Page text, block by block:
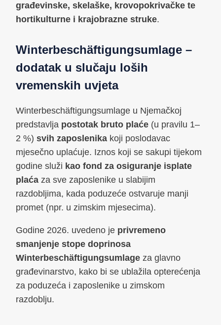
građevinske, skelaške, krovopokrivačke te
hortikulturne i krajobrazne struke.
Winterbeschäftigungsumlage –
dodatak u slučaju loših
vremenskih uvjeta
Winterbeschäftigungsumlage u Njemačkoj
predstavlja postotak bruto plaće (u pravilu 1–
2 %) svih zaposlenika koji poslodavac
mjesečno uplaćuje. Iznos koji se sakupi tijekom
godine služi kao fond za osiguranje isplate
plaća za sve zaposlenike u slabijim
razdobljima, kada poduzeće ostvaruje manji
promet (npr. u zimskim mjesecima).
Godine 2026. uvedeno je privremeno
smanjenje stope doprinosa
Winterbeschäftigungsumlage za glavno
građevinarstvo, kako bi se ublažila opterećenja
za poduzeća i zaposlenike u zimskom
razdoblju.